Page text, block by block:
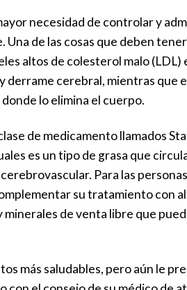
necesidad de controlar y
de las cosas que deben
altos de colesterol malo
derrame cerebral, mientras que
lo elimina el cuerpo.
de medicamento llamados
es un tipo de grasa que
Para las
su tratamiento con
de venta libre que
más saludables, pero aún le